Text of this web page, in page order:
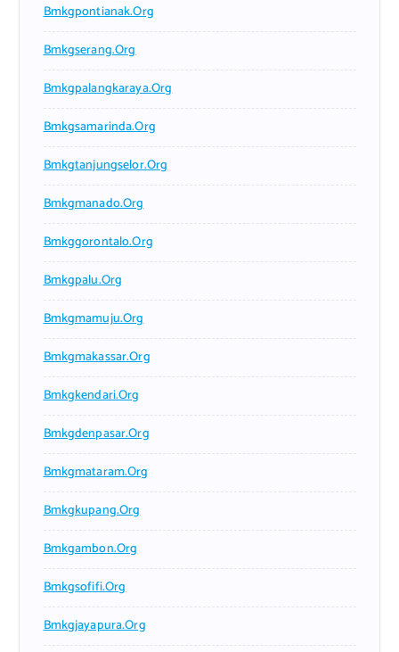
Bmkgpontianak.org
Bmkgserang.org
Bmkgpalangkaraya.org
Bmkgsamarinda.org
Bmkgtanjungselor.org
Bmkgmanado.org
Bmkggorontalo.org
Bmkgpalu.org
Bmkgmamuju.org
Bmkgmakassar.org
Bmkgkendari.org
Bmkgdenpasar.org
Bmkgmataram.org
Bmkgkupang.org
Bmkgambon.org
Bmkgsofifi.org
Bmkgjayapura.org